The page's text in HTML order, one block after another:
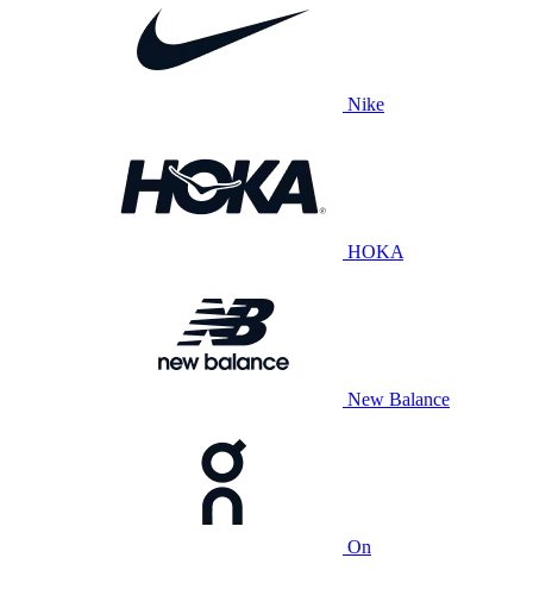
Nike
HOKA
New Balance
On